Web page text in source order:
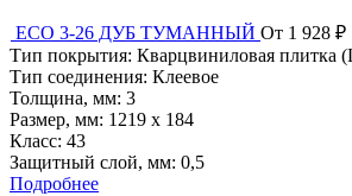
ЕСО 3-26 ДУБ ТУМАННЫЙ От 1 928 ₽
Тип покрытия: Кварцвиниловая плитка
Тип соединения: Клеевое
Толщина, мм: 3
Размер, мм: 1219 x 184
Класс: 43
Защитный слой, мм: 0,5
Подробнее